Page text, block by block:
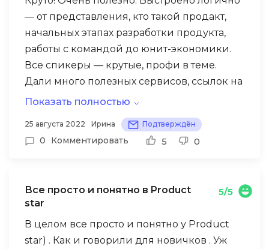
— от представления, кто такой продакт,
начальных этапах разработки продукта,
работы с командой до юнит-экономики.
Все спикеры — крутые, профи в теме.
Дали много полезных сервисов, ссылок на
полезные ресурсы. Щедро поделились,
знаний, которые получала консультативно,
обрывочно. Задумалась о прохождении
для создания своего продукта. Спасибо
Показать полностью
25 августа 2022 Ирина Подтверждён
0 Комментировать 5 0
Все просто и понятно в Product
star
5/5
В целом все просто и понятно у Product
star) . Как и говорили для новичков . Уж